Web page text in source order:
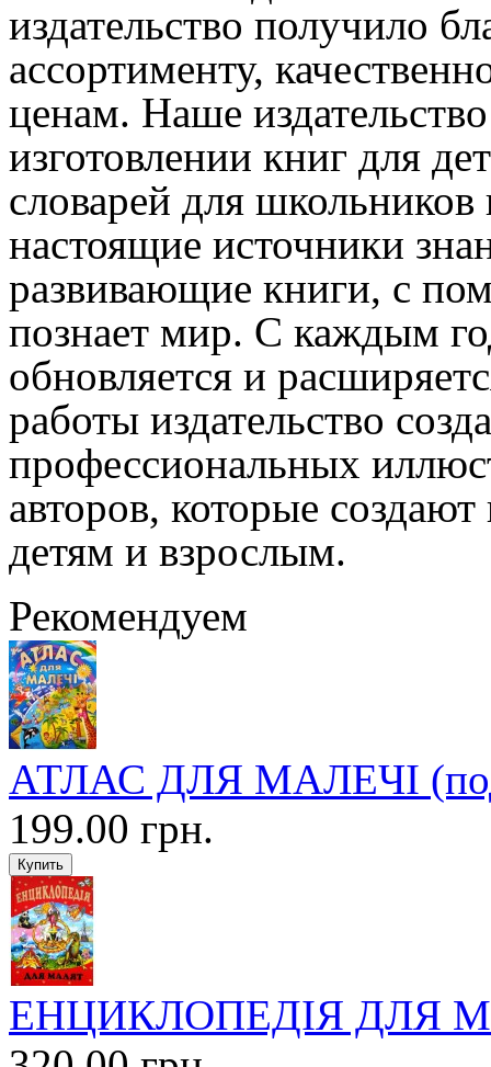
издательство получило
ассортименту,
ценам. Наше
изготовлении книг для
словарей для
настоящие источники
развивающие книги, с
познает мир. С каждым
обновляется и
работы издательство
профессиональных
авторов, которые
детям и взрослым.
Рекомендуем
АТЛАС ДЛЯ МАЛЕЧІ
199.00 грн.
ЕНЦИКЛОПЕДІЯ ДЛЯ